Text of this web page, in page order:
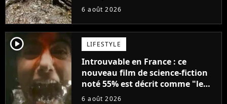
6 août 2026
player2 LIFESTYLE
Introuvable en France : ce
nouveau film de science-fiction
noté 55% est décrit comme "le
plus stupide de l'année"
6 août 2026